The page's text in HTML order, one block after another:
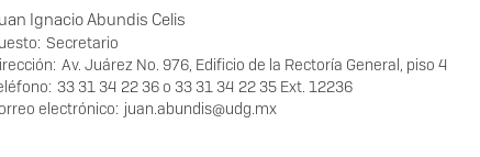
Ignacio Abundis Celis
Secretario
Av. Juárez No. 976, Edificio de la Rectoría General, piso 4
33 31 34 22 36 o 33 31 34 22 35 Ext. 12236
electrónico: juan.abundis@udg.mx